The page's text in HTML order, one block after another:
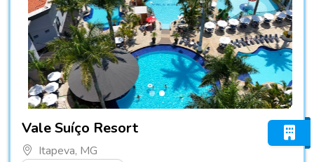
Vale Suíço Resort
Itapeva, MG